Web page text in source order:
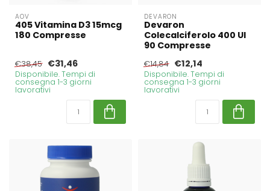
AOV
405 Vitamina D3 15mcg
180 Compresse
€38,45 €31,46
Disponibile. Tempi di
consegna 1-3 giorni
lavorativi
DEVARON
Devaron
Colecalciferolo 400 UI
90 Compresse
€14,84 €12,14
Disponibile. Tempi di
consegna 1-3 giorni
lavorativi